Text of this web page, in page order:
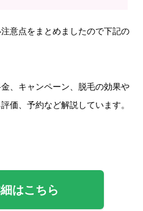
意点をまとめましたので下記の
、キャンペーン、脱毛の効果や
価、予約など解説しています。
はこちら